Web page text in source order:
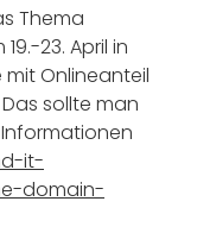
Thema
23. April in
Onlineanteil
sollte man
it-
domain-